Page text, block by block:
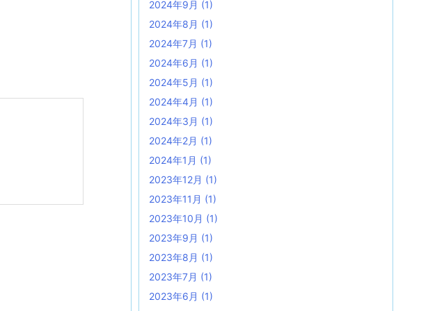
2024年9月 (1)
2024年8月 (1)
2024年7月 (1)
2024年6月 (1)
2024年5月 (1)
2024年4月 (1)
2024年3月 (1)
2024年2月 (1)
2024年1月 (1)
2023年12月 (1)
2023年11月 (1)
2023年10月 (1)
2023年9月 (1)
2023年8月 (1)
2023年7月 (1)
2023年6月 (1)